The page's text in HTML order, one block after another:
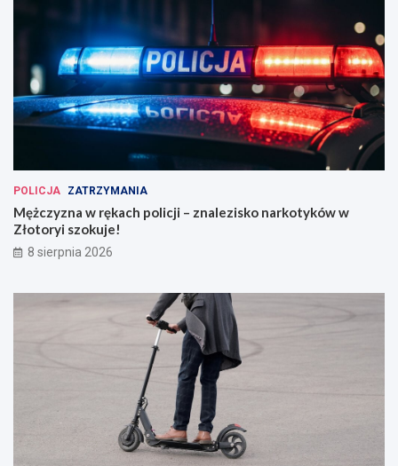
POLICJA ZATRZYMANIA
Mężczyzna w rękach policji – znalezisko narkotyków w
Złotoryi szokuje!
8 sierpnia 2026